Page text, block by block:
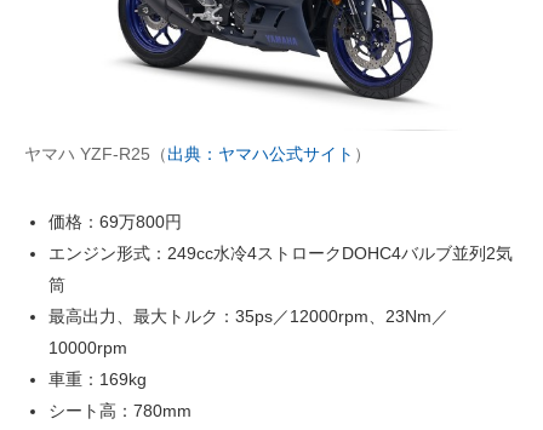
ヤマハ YZF-R25（出典：ヤマハ公式サイト ）
価格：69万800円
エンジン形式：249cc水冷4ストロークDOHC4バルブ並列2気
筒
最高出力、最大トルク：35ps／12000rpm、23Nm／
10000rpm
車重：169kg
シート高：780mm